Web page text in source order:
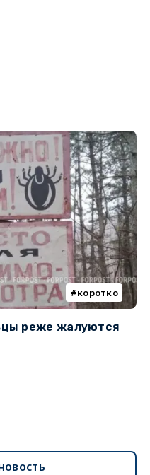
коротко
реже жалуются